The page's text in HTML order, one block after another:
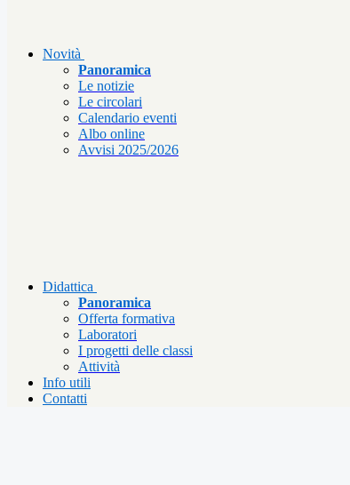
Novità
Panoramica
Le notizie
Le circolari
Calendario eventi
Albo online
Avvisi 2025/2026
Didattica
Panoramica
Offerta formativa
Laboratori
I progetti delle classi
Attività
Info utili
Contatti